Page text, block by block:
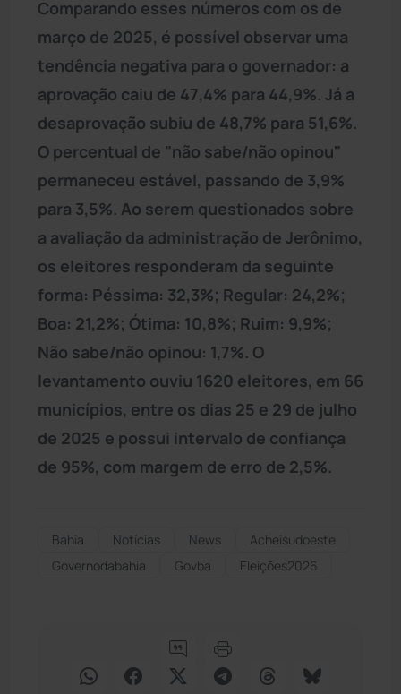
Comparando esses números com os de
março de 2025, é possível observar uma
tendência negativa para o governador: a
aprovação caiu de 47,4% para 44,9%. Já a
desaprovação subiu de 48,7% para 51,6%.
O percentual de "não sabe/não opinou"
permaneceu estável, passando de 3,9%
para 3,5%. Ao serem questionados sobre
a avaliação da administração de Jerônimo,
os eleitores responderam da seguinte
forma: Péssima: 32,3%; Regular: 24,2%;
Boa: 21,2%; Ótima: 10,8%; Ruim: 9,9%;
Não sabe/não opinou: 1,7%. O
levantamento ouviu 1620 eleitores, em 66
municípios, entre os dias 25 e 29 de julho
de 2025 e possui intervalo de confiança
de 95%, com margem de erro de 2,5%.
Bahia Notícias News
Acheisudoeste
Governodabahia
Govba Eleições2026